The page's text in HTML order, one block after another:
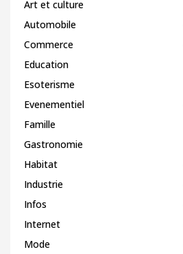
Art et culture
Automobile
Commerce
Education
Esoterisme
Evenementiel
Famille
Gastronomie
Habitat
Industrie
Infos
Internet
Mode